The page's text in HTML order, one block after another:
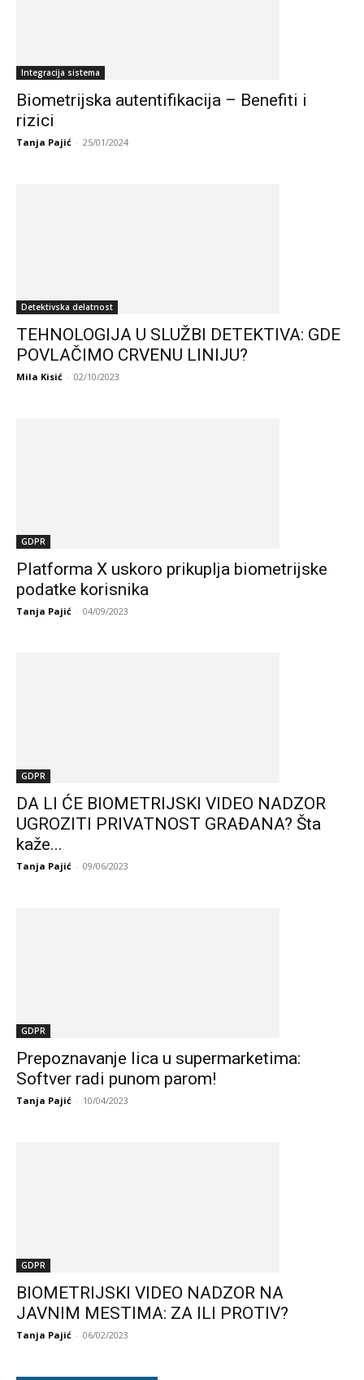
Integracija sistema
Biometrijska autentifikacija – Benefiti i
rizici
Tanja Pajić - 25/01/2024
Detektivska delatnost
TEHNOLOGIJA U SLUŽBI DETEKTIVA: GDE
POVLAČIMO CRVENU LINIJU?
Mila Kisić - 02/10/2023
GDPR
Platforma X uskoro prikuplja biometrijske
podatke korisnika
Tanja Pajić - 04/09/2023
GDPR
DA LI ĆE BIOMETRIJSKI VIDEO NADZOR
UGROZITI PRIVATNOST GRAĐANA? Šta
kaže...
Tanja Pajić - 09/06/2023
GDPR
Prepoznavanje lica u supermarketima:
Softver radi punom parom!
Tanja Pajić - 10/04/2023
GDPR
BIOMETRIJSKI VIDEO NADZOR NA
JAVNIM MESTIMA: ZA ILI PROTIV?
Tanja Pajić - 06/02/2023